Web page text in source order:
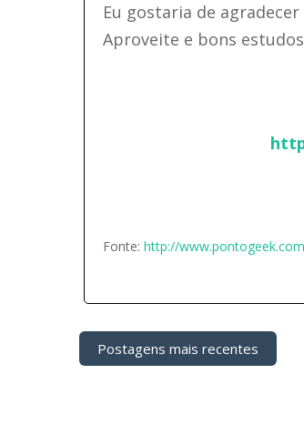
Eu gostaria de agradecer
Aproveite e bons
Fonte: http://
Postagens mais recentes